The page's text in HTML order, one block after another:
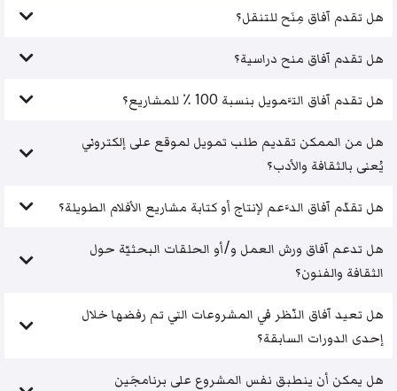
هل تقدم آفاق مِنَح للتنقل؟
هل تقدم آفاق منح دراسية؟
هل تقدم آفاق التَّمويل بنسبة 100 ٪ للمشاريع؟
هل من الممكن تقديم طلب تمويل لموقع على إلكتروني
يُعنى بالثقافة والأدب؟
هل تقدّم آفاق الدَّعم لإنتاج أو كتابة مشاريع الأفلام الطويلة؟
هل تدعم آفاق ورش العمل و/أو الحلقات البحثيّة حول
الثقافة والفنون؟
هل تعيد آفاق النّظر في المشروعات التي تم رفضها خلال
إحدى الدورات السابقة؟
هل يمكن أن ينطبق نفس المشروع على برنامجَين